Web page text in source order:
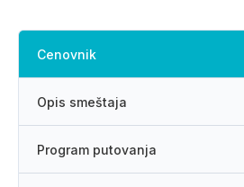
Telefon
Email adresa
Broj odraslih putnika
Cenovnik
Opis smeštaja
Program putovanja